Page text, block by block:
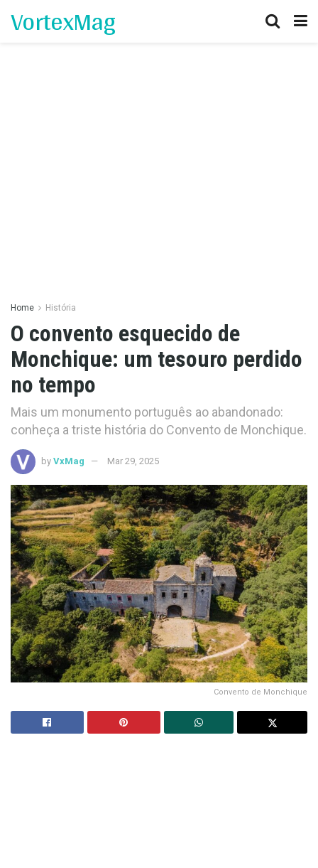
VortexMag
Home História
O convento esquecido de
Monchique: um tesouro perdido
no tempo
Mais um monumento português ao abandonado:
conheça a triste história do Convento de Monchique.
by VxMag Mar 29, 2025
Convento de Monchique